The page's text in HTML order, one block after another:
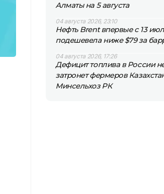
Алматы на 5 августа
04 августа 2026, 23:10
Нефть Brent впервые с 13
подешевела ниже $79 за
04 августа 2026, 17:26
Дефицит топлива в России
затронет фермеров
Минсельхоз РК